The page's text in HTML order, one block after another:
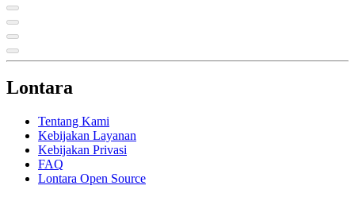
Lontara
Tentang Kami
Kebijakan Layanan
Kebijakan Privasi
FAQ
Lontara Open Source